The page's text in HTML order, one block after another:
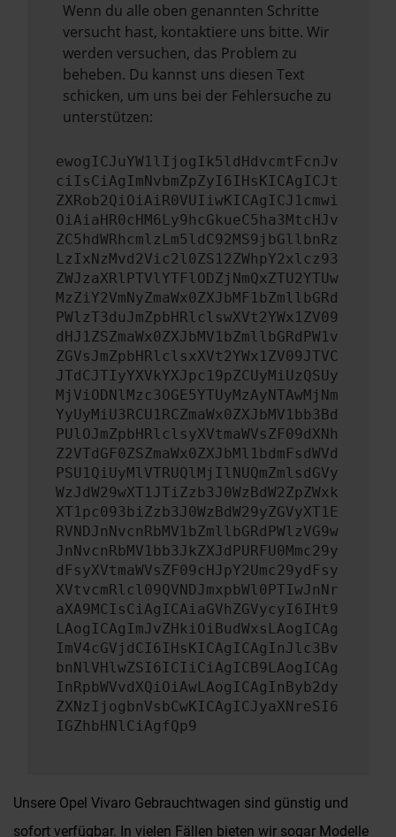
Wenn du alle oben genannten Schritte
versucht hast, kontaktiere uns bitte. Wir
werden versuchen, das Problem zu
beheben. Du kannst uns diesen Text
schicken, um uns bei der Fehlersuche zu
unterstützen:
ewogICJuYW1lIjogIk5ldHdvcmtFcnJv
ciIsCiAgImNvbmZpZyI6IHsKICAgICJt
ZXRob2QiOiAiR0VUIiwKICAgICJ1cmwi
OiAiaHR0cHM6Ly9hcGkueC5ha3MtcHJv
ZC5hdWRhcmlzLm5ldC92MS9jbGllbnRz
LzIxNzMvd2Vic2l0ZS12ZWhpY2xlcz93
ZWJzaXRlPTVlYTFlODZjNmQxZTU2YTUw
MzZiY2VmNyZmaWx0ZXJbMF1bZmllbGRd
PWlzT3duJmZpbHRlclswXVt2YWx1ZV09
dHJ1ZSZmaWx0ZXJbMV1bZmllbGRdPW1v
ZGVsJmZpbHRlclsxXVt2YWx1ZV09JTVC
JTdCJTIyYXVkYXJpc19pZCUyMiUzQSUy
MjViODNlMzc3OGE5YTUyMzAyNTAwMjNm
YyUyMiU3RCU1RCZmaWx0ZXJbMV1bb3Bd
PUlOJmZpbHRlclsyXVtmaWVsZF09dXNh
Z2VTdGF0ZSZmaWx0ZXJbMl1bdmFsdWVd
PSU1QiUyMlVTRUQlMjIlNUQmZmlsdGVy
WzJdW29wXT1JTiZzb3J0WzBdW2ZpZWxk
XT1pc093biZzb3J0WzBdW29yZGVyXT1E
RVNDJnNvcnRbMV1bZmllbGRdPWlzVG9w
JnNvcnRbMV1bb3JkZXJdPURFU0Mmc29y
dFsyXVtmaWVsZF09cHJpY2Umc29ydFsy
XVtvcmRlcl09QVNDJmxpbWl0PTIwJnNr
aXA9MCIsCiAgICAiaGVhZGVycyI6IHt9
LAogICAgImJvZHkiOiBudWxsLAogICAg
ImV4cGVjdCI6IHsKICAgICAgInJlc3Bv
bnNlVHlwZSI6ICIiCiAgICB9LAogICAg
InRpbWVvdXQiOiAwLAogICAgInByb2dy
ZXNzIjogbnVsbCwKICAgICJyaXNreSI6
IGZhbHNlCiAgfQp9
Unsere Opel Vivaro Gebrauchtwagen sind günstig und
sofort verfügbar. In vielen Fällen bieten wir sogar Modelle